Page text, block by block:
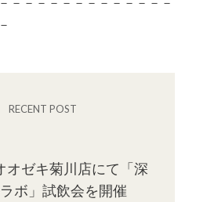
RECENT POST
オゼキ菊川店にて「深
ボ」試飲会を開催